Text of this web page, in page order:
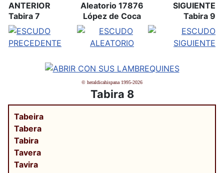
ANTERIOR
Tabira 7
Aleatorio 17876
López de Coca
SIGUIENTE
Tabira 9
© heraldicahispana 1995-2026
Tabira 8
Tabeira
Tabera
Tabira
Tavera
Tavira